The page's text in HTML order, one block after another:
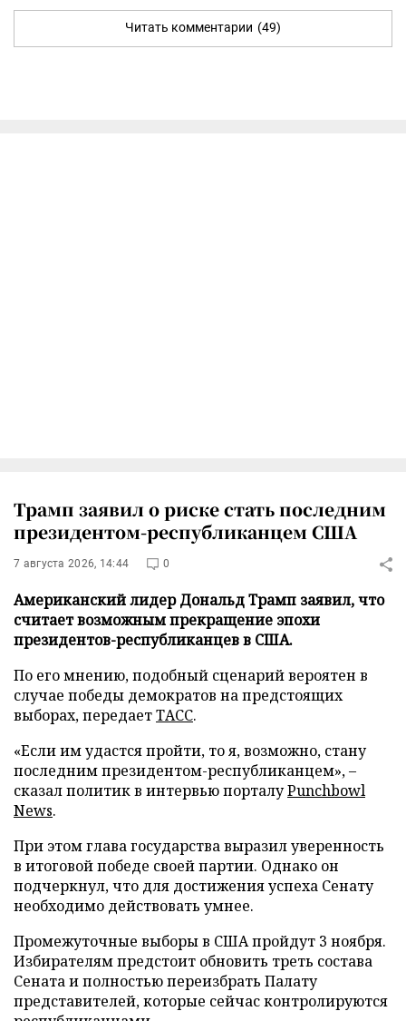
Читать комментарии (49)
Трамп заявил о риске стать последним
президентом-республиканцем США
7 августа 2026, 14:44 0
Американский лидер Дональд Трамп заявил, что
считает возможным прекращение эпохи
президентов-республиканцев в США.
По его мнению, подобный сценарий вероятен в
случае победы демократов на предстоящих
выборах, передаетТАСС.
«Если им удастся пройти, то я, возможно, стану
последним президентом-республиканцем», –
сказал политик в интервью порталуPunchbowl
News.
При этом глава государства выразил уверенность
в итоговой победе своей партии. Однако он
подчеркнул, что для достижения успеха Сенату
необходимо действовать умнее.
Промежуточные выборы в США пройдут 3 ноября.
Избирателям предстоит обновить треть состава
Сената и полностью переизбрать Палату
представителей, которые сейчас контролируются